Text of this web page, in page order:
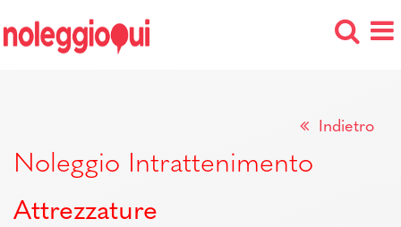
Indietro
Noleggio Intrattenimento
Attrezzature